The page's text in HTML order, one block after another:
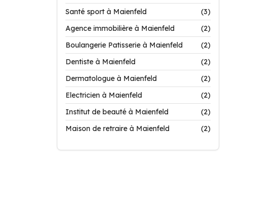
Santé sport à Maienfeld
(3)
Agence immobilière à Maienfeld
(2)
Boulangerie Patisserie à Maienfeld
(2)
Dentiste à Maienfeld
(2)
Dermatologue à Maienfeld
(2)
Electricien à Maienfeld
(2)
Institut de beauté à Maienfeld
(2)
Maison de retraire à Maienfeld
(2)